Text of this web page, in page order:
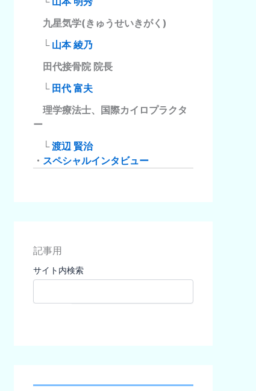
九星気学(きゅうせいきがく)
└ 山本 綾乃
田代接骨院 院長
└ 田代 富夫
理学療法士、国際カイロプラクタ
ー
└渡辺 賢治
・ スペシャルインタビュー
記事用
サイト内検索